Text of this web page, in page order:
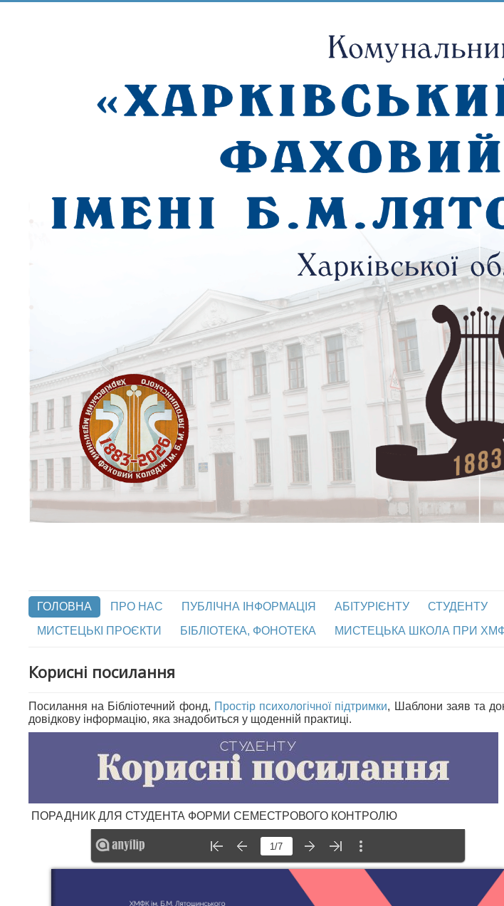
ГОЛОВНА ПРО НАС ПУБЛІЧНА ІНФОРМАЦІЯ АБІТУРІЄНТУ СТУДЕНТУ
МИСТЕЦЬКІ ПРОЄКТИ
БІБЛІОТЕКА, ФОНОТЕКА МИСТЕЦЬКА ШКОЛА ПРИ
Корисні посилання
Посилання на Бібліотечний фонд, Простір психологічної підтримки, Шаблони заяв та
довідкову інформацію, яка знадобиться у щоденній практиці.
ПОРАДНИК ДЛЯ СТУДЕНТА ФОРМИ СЕМЕСТРОВОГО КОНТРОЛЮ